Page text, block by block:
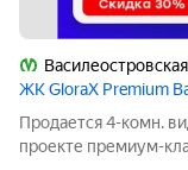
Василеостровская
ЖК GloraX Premium
Продается 4-комн.
проекте премиум-